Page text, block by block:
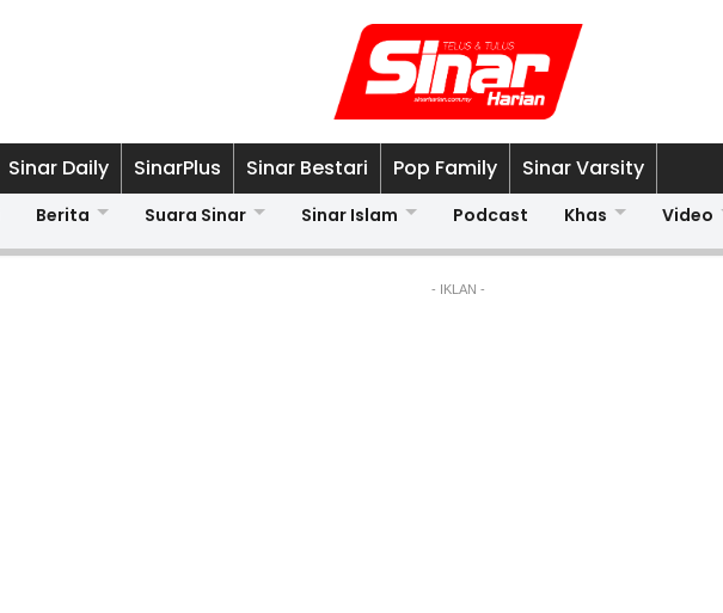
Sinar Daily SinarPlus Sinar Bestari Pop Family Sinar Varsity
Berita Suara Sinar Sinar Islam Podcast Khas Video
- IKLAN -